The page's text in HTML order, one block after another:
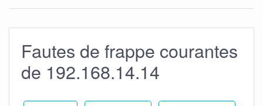
Fautes de frappe courantes
de 192.168.14.14